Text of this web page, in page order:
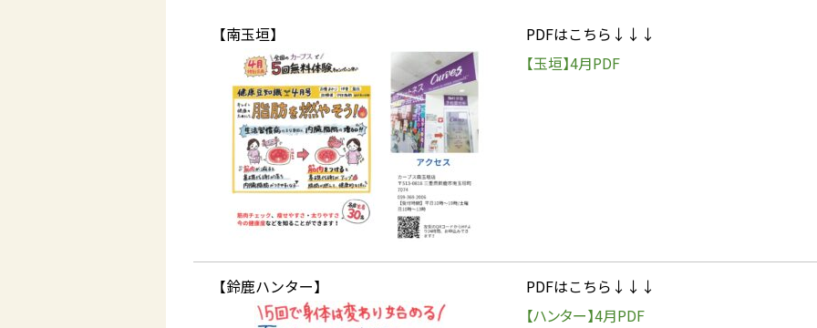
【南玉垣】
PDFはこちら↓↓↓
【玉垣】4月PDF
【鈴鹿ハンター】
PDFはこちら↓↓↓
【ハンター】4月PDF